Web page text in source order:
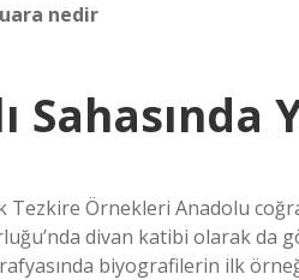
nedir
Tezkire Örnekleri Anadolu
divan katibi olarak da
biyografilerin ilk